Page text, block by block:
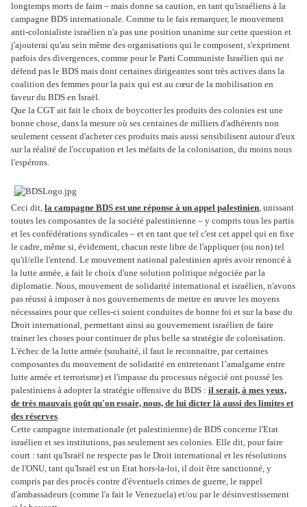
longtemps morts de faim – mais donne sa caution, en tant qu'israéliens à la
campagne BDS internationale. Comme tu le fais remarquer, le mouvement
anti-colonialiste israélien n'a pas une position unanime sur cette question et
j'ajouterai qu'au sein même des organisations qui le composent, s'expriment
parfois des divergences, comme pour le Parti Communiste Israélien qui ne
défend pas le BDS mais dont certaines dirigeantes sont très actives dans la
coalition des femmes pour la paix qui est au cœur de la mobilisation en
faveur du BDS en Israël.
Que la CGT ait fait le choix de boycotter les produits des colonies est une
bonne chose, dans la mesure où ses centaines de milliers d'adhérents non
seulement cessent d'acheter ces produits mais aussi sensibilisent autour d'eux
sur la réalité de l'occupation et les méfaits de la colonisation, du moins nous
l'espérons.
Ceci dit, la campagne BDS est une réponse à un appel palestinien, unissant
toutes les composantes de la société palestinienne – y compris tous les partis
et les confédérations syndicales – et en tant que tel c'est cet appel qui en fixe
le cadre, même si, évidement, chacun reste libre de l'appliquer (ou non) tel
qu'il/elle l'entend. Le mouvement national palestinien après avoir renoncé à
la lutte armée, a fait le choix d'une solution politique négociée par la
diplomatie. Nous, mouvement de solidarité international et israélien, n'avons
pas réussi à imposer à nos gouvernements de mettre en œuvre les moyens
nécessaires pour que celles-ci soient conduites de bonne foi et sur la base du
Droit international, permettant ainsi au gouvernement israélien de faire
trainer les choses pour continuer de plus belle sa stratégie de colonisation.
L'échec de la lutte armée (souhaité, il faut le reconnaitre, par certaines
composantes du mouvement de solidarité en entretenant l’amalgame entre
lutte armée et terrorisme) et l'impasse du processus négocié ont poussé les
palestiniens à adopter la stratégie offensive du BDS : il serait, à mes yeux,
de très mauvais goût qu'on essaie, nous, de lui dicter là aussi des limites et
des réserves.
Cette campagne internationale (et palestinienne) de BDS concerne l'Etat
israélien et ses institutions, pas seulement ses colonies. Elle dit, pour faire
court : tant qu'Israël ne respecte pas le Droit international et les résolutions
de l'ONU, tant qu'Israël est un Etat hors-la-loi, il doit être sanctionné, y
compris par des procès contre d'éventuels crimes de guerre, le rappel
d'ambassadeurs (comme l'a fait le Venezuela) et/ou par le désinvestissement